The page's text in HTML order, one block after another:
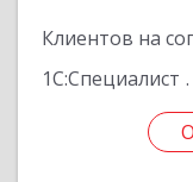
Клиентов на
1С:Специалист